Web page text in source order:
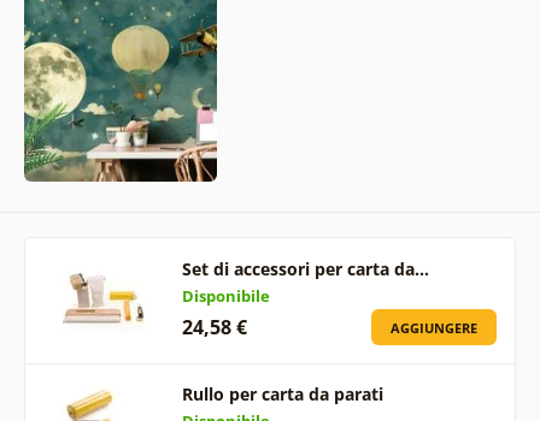
Set di accessori per carta da…
Disponibile
24,58 € AGGIUNGERE
Rullo per carta da parati